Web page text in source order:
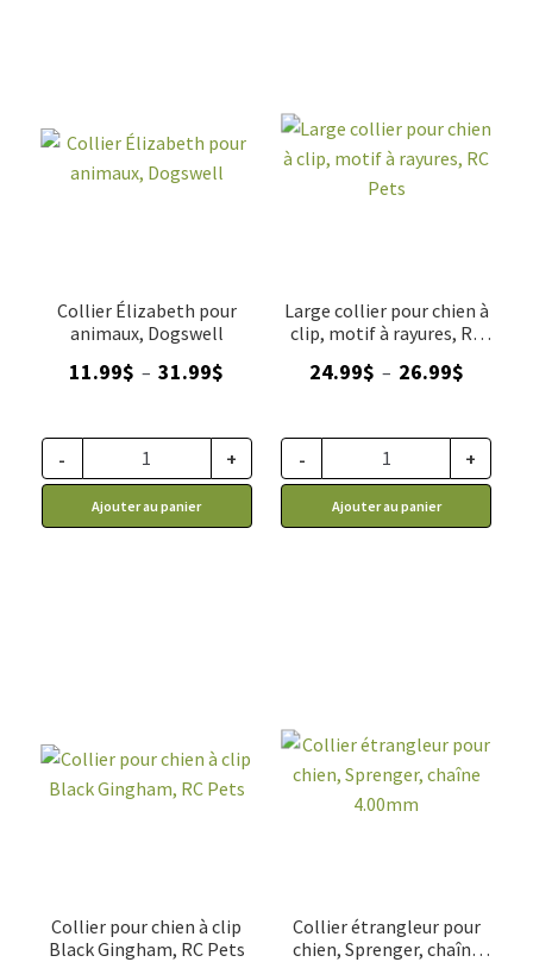
Collier Élizabeth pour
animaux, Dogswell
11.99$ – 31.99$
11.99$
à
- +
Ajouter au panier
Large collier pour chien à
clip, motif à rayures, RC
24.99$ – 26.99$Plage
24.99$
à
- +
Ajouter au panier
Collier pour chien à clip
Black Gingham, RC Pets
Collier étrangleur pour
chien, Sprenger, chaîne